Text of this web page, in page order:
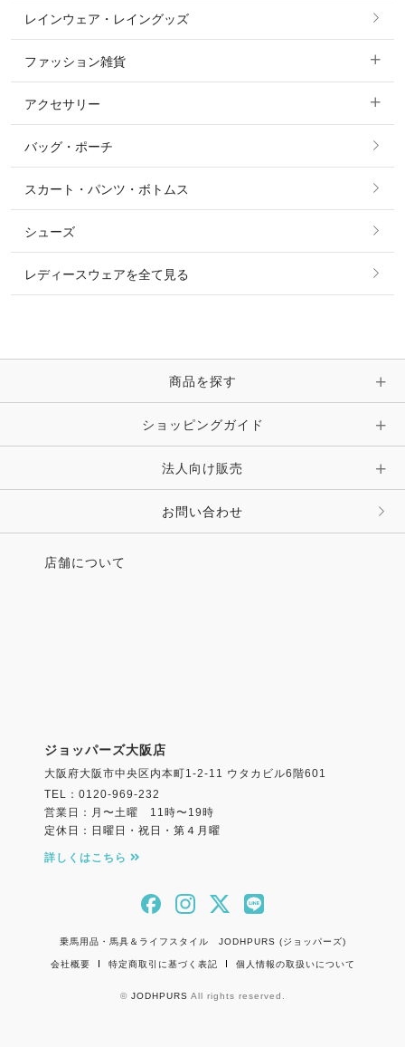
ニット・セーター
シャツ・ブラウス・ワンピース
ジャケット・ブルゾン
すべての競技用ウェア
ショージャケット
ショーシャツ
レインウェア・レイングッズ
ファッション雑貨
すべてのファッション雑貨
ソックス
ベルト
時計・財布・キーケース・革小物
キーホルダー・チャーム・ストラップ
その他 ファッション雑貨
アクセサリー
すべてのアクセサリー
リング
ピアス・イヤリング
ピン・ブローチ・コサージュ
その他 アクセサリー
バッグ・ポーチ
スカート・パンツ・ボトムス
シューズ
レディースウェアを全て見る
商品を探す
ショッピングガイド
法人向け販売
お問い合わせ
店舗について
ジョッパーズ大阪店
大阪府大阪市中央区内本町1-2-11 ウタカビル6階601
TEL：0120-969-232
営業日：月〜土曜 11時〜19時
定休日：日曜日・祝日・第４月曜
詳しくはこちら
乗馬用品・馬具＆ライフスタイル JODHPURS (ジョッパーズ)
会社概要 特定商取引に基づく表記 個人情報の取扱いについて
© JODHPURS All rights reserved.